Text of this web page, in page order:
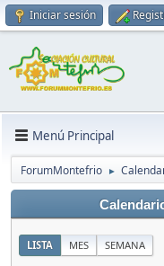
Iniciar sesión
Menú Principal
ForumMontefrio ►
LISTA MES SEMANA